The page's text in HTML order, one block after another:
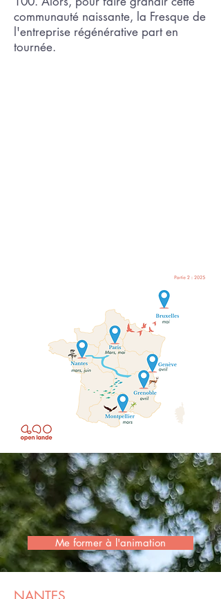
communauté naissante, la Fresque de
l'entreprise régénérative part en
tournée.
Me former à l'animation